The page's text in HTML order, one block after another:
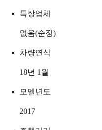
특장업체
없음(순정)
차량연식
18년 1월
모델년도
2017